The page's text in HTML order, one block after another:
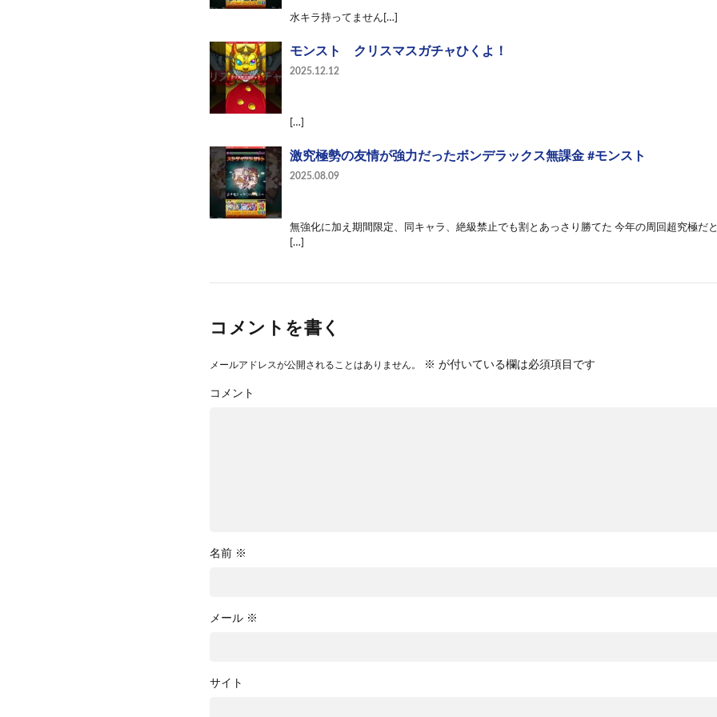
水キラ持ってません[…]
モンスト クリスマスガチャひくよ！
2025.12.12
[…]
激究極勢の友情が強力だったボンデラックス無課金 #モンスト
2025.08.09
無強化に加え期間限定、同キャラ、絶級禁止でも割とあっさり勝てた 今年の周回超究極だ
[…]
コメントを書く
メールアドレスが公開されることはありません。 ※ が付いている欄は必須項目です
コメント
名前 ※
メール ※
サイト